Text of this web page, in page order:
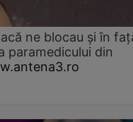
ne blocau şi în
paramedicului din